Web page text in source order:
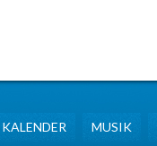
KALENDER MUSIK